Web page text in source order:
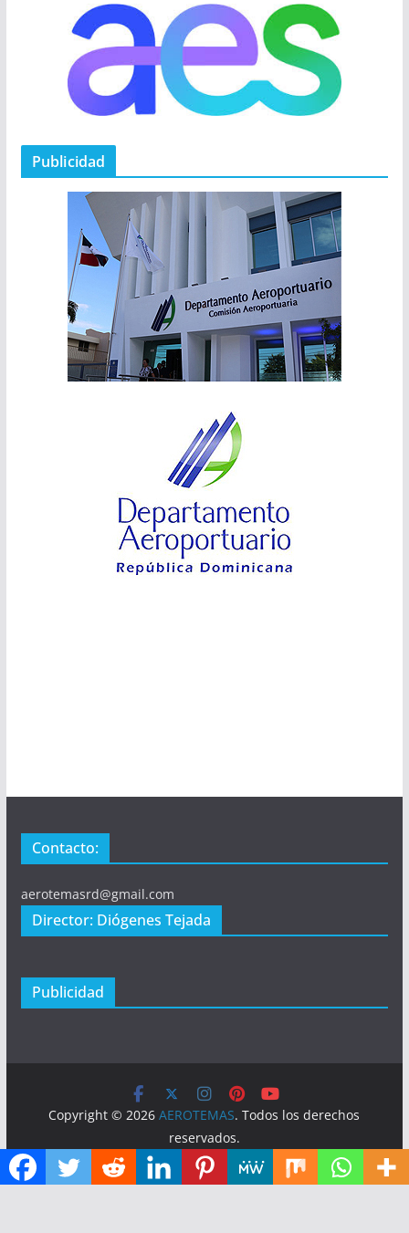
Publicidad
Contacto:
aerotemasrd@gmail.com
Director: Diógenes Tejada
Publicidad
Copyright © 2026AEROTEMAS. Todos los derechos
reservados.
Tema:ColorMag por ThemeGrill. Funciona con WordPress.